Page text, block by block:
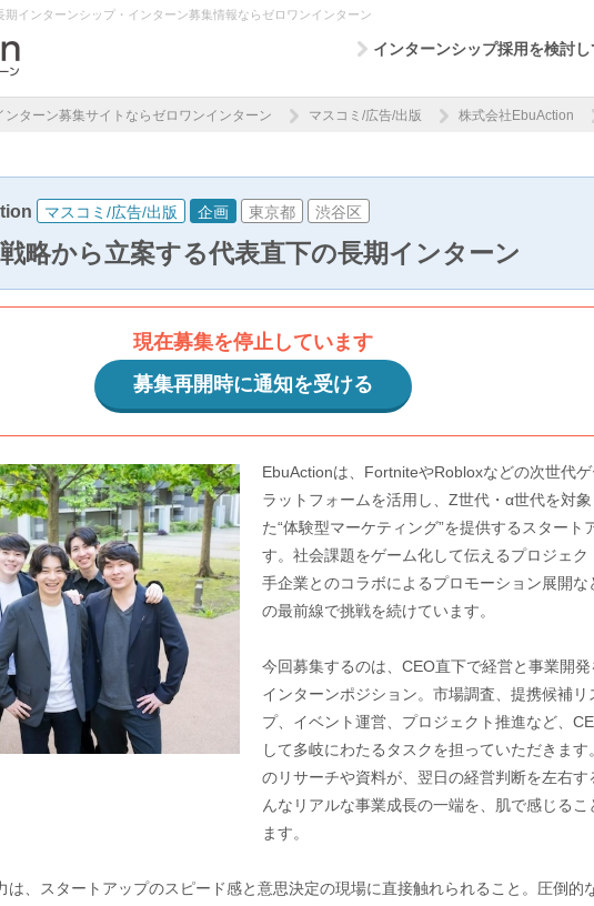
期インターンシップ・インターン募集情報ならゼロワンインターン
インターンシップ採用を検討
ターン募集サイトならゼロワンインターン マスコミ/広告/出版 株式会社EbuAction
マスコミ/広告/出版 企画 東京都 渋谷区
略から立案する代表直下の長期インターン
現在募集を停止しています
募集再開時に通知を受ける
EbuActionは、FortniteやRobloxなどの次世代
ラットフォームを活用し、Z世代・α世代を対象
た“体験型マーケティング”を提供するスタート
す。社会課題をゲーム化して伝えるプロジェク
手企業とのコラボによるプロモーション展開な
の最前線で挑戦を続けています。
今回募集するのは、CEO直下で経営と事業開発
インターンポジション。市場調査、提携候補リ
プ、イベント運営、プロジェクト推進など、
して多岐にわたるタスクを担っていただきます
のリサーチや資料が、翌日の経営判断を左右
んなリアルな事業成長の一端を、肌で感じるこ
ます。
は、スタートアップのスピード感と意思決定の現場に直接触れられること。圧倒的